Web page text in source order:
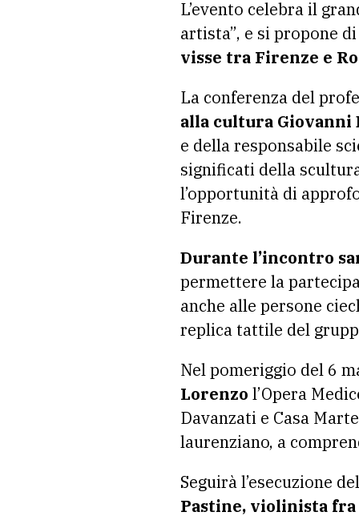
L’evento celebra il
artista”, e si propone
visse tra Firenze e
La conferenza del
alla cultura
e della responsabile
significati della
l’opportunità di
Firenze.
Durante l’incontro
permettere la
anche alle persone
replica tattile del
Nel pomeriggio del 6
Lorenzo l’Opera
Davanzati e Casa
laurenziano, a
Seguirà l’esecuzione
Pastine, violinista fra